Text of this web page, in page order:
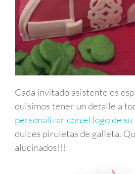
Cada invitado asistente es
quisimos tener un detalle a
personalizar con el logo de su
dulces piruletas de galleta.
alucinados!!!